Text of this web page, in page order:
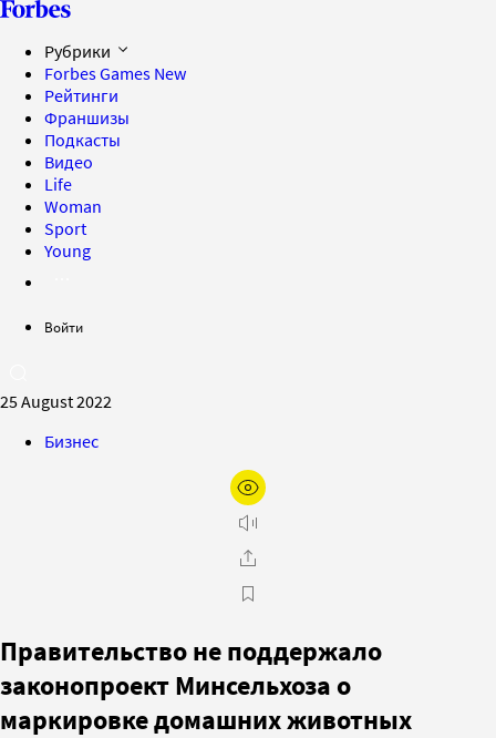
Рубрики
Forbes Games New
Рейтинги
Франшизы
Подкасты
Видео
Life
Woman
Sport
Young
Войти
25 August 2022
Бизнес
Правительство не поддержало
законопроект Минсельхоза о
маркировке домашних животных